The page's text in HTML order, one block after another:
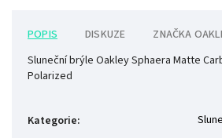
POPIS DISKUZE ZNAČKA
Sluneční brýle Oakley Sphaera Matte
Polarized
Kategorie: